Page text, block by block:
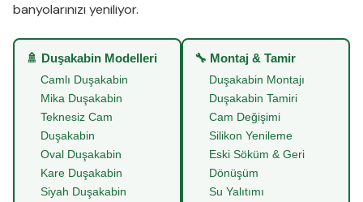
banyolarınızı yeniliyor.
🚿 Duşakabin Modelleri
Camlı Duşakabin
Mika Duşakabin
Teknesiz Cam
Duşakabin
Oval Duşakabin
Kare Duşakabin
Siyah Duşakabin
🔧 Montaj & Tamir
Duşakabin Montajı
Duşakabin Tamiri
Cam Değişimi
Silikon Yenileme
Eski Söküm & Geri
Dönüşüm
Su Yalıtımı